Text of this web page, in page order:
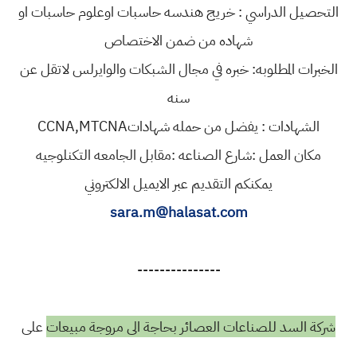
التحصيل الدراسي : خريج هندسه حاسبات اوعلوم حاسبات او
شهاده من ضمن الاختصاص
الخبرات المطلوبه: خبره في مجال الشبكات والوايرلس لاتقل عن
سنه
الشهادات : يفضل من حمله شهاداتCCNA,MTCNA
مكان العمل :شارع الصناعه :مقابل الجامعه التكنلوجيه
يمكنكم التقديم عبر الايميل الالكتروني
sara.m@halasat.com
---------------
شركة السد للصناعات العصائر بحاجة الى مروجة مبيعاتعلى